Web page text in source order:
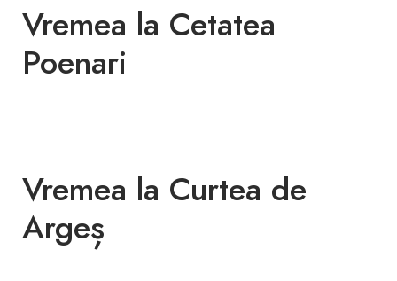
Vremea la Cetatea
Poenari
Vremea la Curtea de
Argeș